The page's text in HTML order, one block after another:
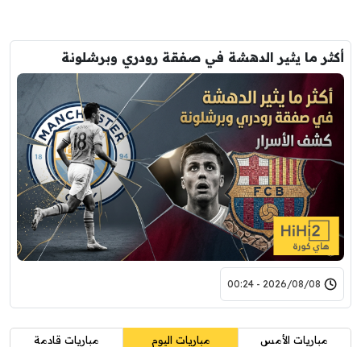
أكثر ما يثير الدهشة في صفقة رودري وبرشلونة
2026/08/08 - 00:24
مباريات الأمس مباريات اليوم مباريات قادمة